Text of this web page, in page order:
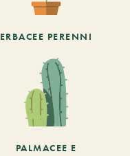
ERBACEE PERENNI
PALMACEE E